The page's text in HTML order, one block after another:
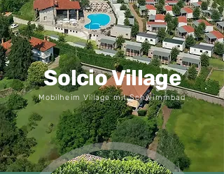
Mobilheim Village mit Schwimmbad
SolcioVillage